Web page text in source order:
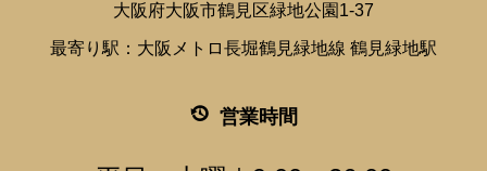
大阪府大阪市鶴見区緑地公園1-37
最寄り駅：大阪メトロ長堀鶴見緑地線 鶴見緑地駅
営業時間